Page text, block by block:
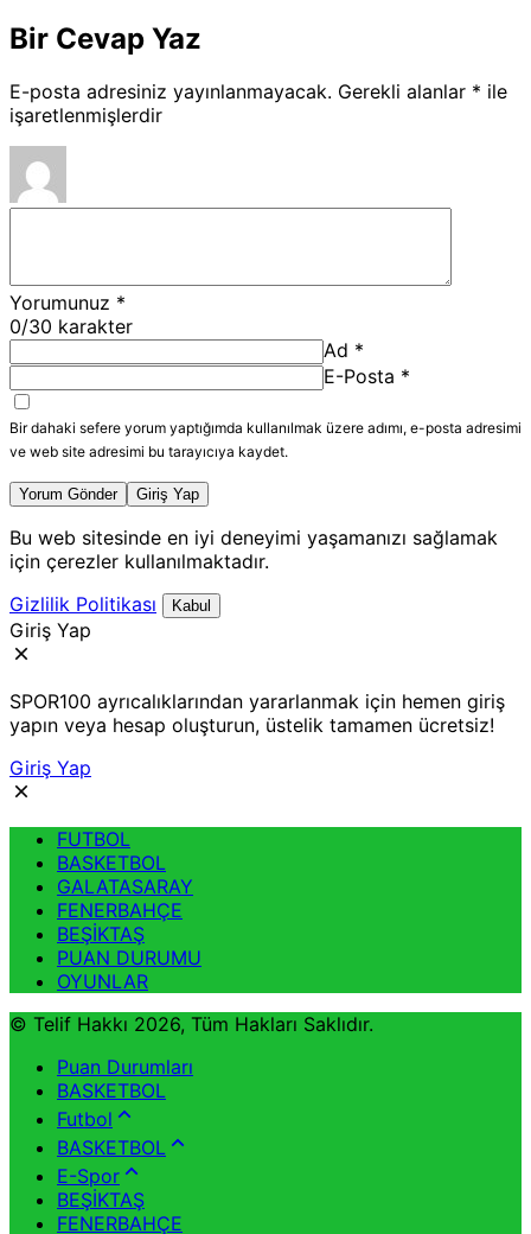
Bir Cevap Yaz
E-posta adresiniz yayınlanmayacak. Gerekli alanlar * ile
işaretlenmişlerdir
Yorumunuz *
0/30 karakter
Ad *
E-Posta *
Bir dahaki sefere yorum yaptığımda kullanılmak üzere adımı, e-posta adresimi
ve web site adresimi bu tarayıcıya kaydet.
Yorum Gönder Giriş Yap
Bu web sitesinde en iyi deneyimi yaşamanızı sağlamak
için çerezler kullanılmaktadır.
Gizlilik Politikası
Kabul
Giriş Yap
SPOR100 ayrıcalıklarından yararlanmak için hemen giriş
yapın veya hesap oluşturun, üstelik tamamen ücretsiz!
Giriş Yap
FUTBOL
BASKETBOL
GALATASARAY
FENERBAHÇE
BEŞİKTAŞ
PUAN DURUMU
OYUNLAR
© Telif Hakkı 2026, Tüm Hakları Saklıdır.
Puan Durumları
BASKETBOL
Futbol
BASKETBOL
E-Spor
BEŞİKTAŞ
FENERBAHÇE